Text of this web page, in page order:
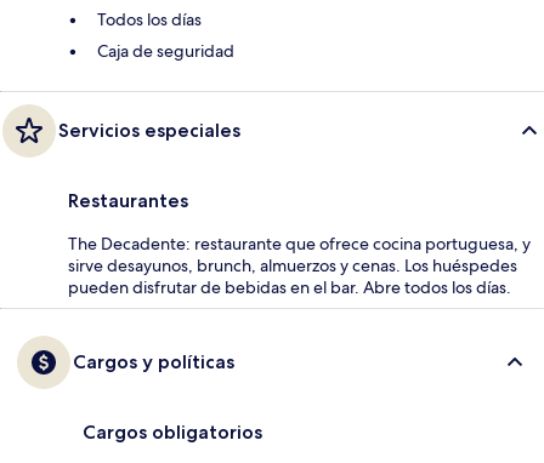
Todos los días
Caja de seguridad
Servicios especiales
Restaurantes
The Decadente: restaurante que ofrece cocina portuguesa, y
sirve desayunos, brunch, almuerzos y cenas. Los huéspedes
pueden disfrutar de bebidas en el bar. Abre todos los días.
Cargos y políticas
Cargos obligatorios